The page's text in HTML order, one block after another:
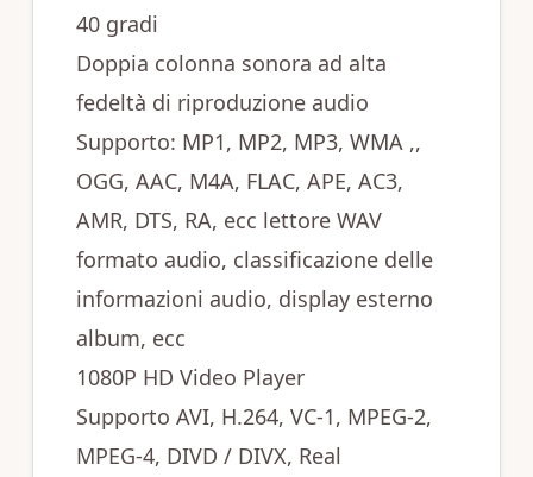
40 gradi
Doppia colonna sonora ad alta
fedeltà di riproduzione audio
Supporto: MP1, MP2, MP3, WMA ,,
OGG, AAC, M4A, FLAC, APE, AC3,
AMR, DTS, RA, ecc lettore WAV
formato audio, classificazione delle
informazioni audio, display esterno
album, ecc
1080P HD Video Player
Supporto AVI, H.264, VC-1, MPEG-2,
MPEG-4, DIVD / DIVX, Real